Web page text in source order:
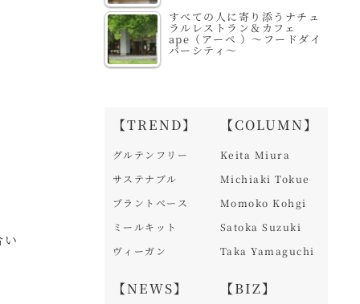
すべての人に寄り添うナチュ
ラルレストラン＆カフェ
ape（アーペ ）～フードダイ
バーシティ～
【TREND】
グルテンフリー
サステナブル
プラントベース
ミールキット
ヴィーガン
【NEWS】
【COLUMN】
Keita Miura
Michiaki Tokue
Momoko Kohgi
Satoka Suzuki
Taka Yamaguchi
【BIZ】